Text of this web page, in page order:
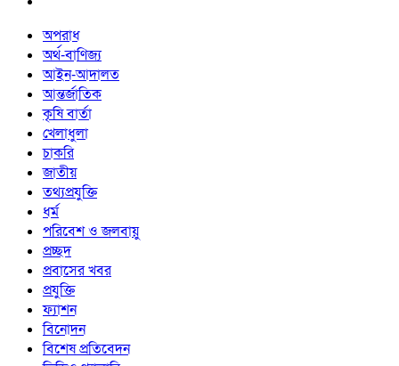
অপরাধ
অর্থ-বাণিজ্য
আইন-আদালত
আন্তর্জাতিক
কৃষি বার্তা
খেলাধুলা
চাকরি
জাতীয়
তথ্যপ্রযুক্তি
ধর্ম
পরিবেশ ও জলবায়ু
প্রচ্ছদ
প্রবাসের খবর
প্রযুক্তি
ফ্যাশন
বিনোদন
বিশেষ প্রতিবেদন